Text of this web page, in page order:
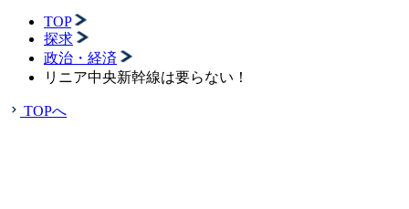
TOP
探求
政治・経済
リニア中央新幹線は要らない！
TOPへ